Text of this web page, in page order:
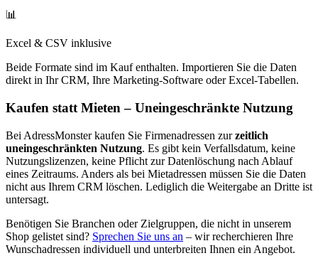
📊
Excel & CSV inklusive
Beide Formate sind im Kauf enthalten. Importieren Sie die Daten
direkt in Ihr CRM, Ihre Marketing-Software oder Excel-Tabellen.
Kaufen statt Mieten – Uneingeschränkte Nutzung
Bei AdressMonster kaufen Sie Firmenadressen zur zeitlich
uneingeschränkten Nutzung. Es gibt kein Verfallsdatum, keine
Nutzungslizenzen, keine Pflicht zur Datenlöschung nach Ablauf
eines Zeitraums. Anders als bei Mietadressen müssen Sie die Daten
nicht aus Ihrem CRM löschen. Lediglich die Weitergabe an Dritte ist
untersagt.
Benötigen Sie Branchen oder Zielgruppen, die nicht in unserem
Shop gelistet sind? Sprechen Sie uns an – wir recherchieren Ihre
Wunschadressen individuell und unterbreiten Ihnen ein Angebot.